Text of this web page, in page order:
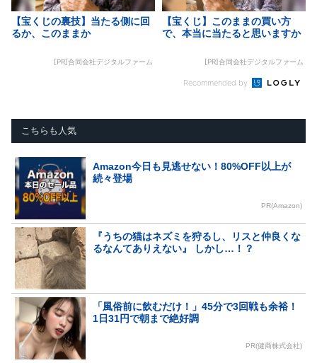
【宝くじの裏技】当たる側に回
るか、このままか
[PR]合同会社デジタルファーム
【宝くじ】このままの買い方
で、本当に当たると思いますか
[PR]合同会社デジタルファーム
Recommended by
こちらも人気
Amazon今日も見逃せない！80%OFF以上が
続々登場
PR(Amazon)
『うちの猫はネズミを狩るし、リスと仲良くな
るなんてありえない』 しかし…！？
「風俗前に飲むだけ！」45分で3回戦も余裕！
1日31円で朝まで絶好調
PR(健商株式会社)